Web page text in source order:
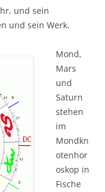
und sein
und sein Werk.
Mond,
Mars
und
Saturn
stehen
im
Mondkn
otenhor
oskop in
Fische